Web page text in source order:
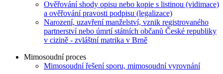
Ověřování shody opisu nebo kopie s listinou (vidimace)
a ověřování pravosti podpisu (legalizace)
Narození, uzavření manželství, vznik registrovaného
partnerství nebo úmrtí státních občanů České republiky
v cizině - zvláštní matrika v Brně
Mimosoudní proces
Mimosoudní řešení sporu, mimosoudní vyrovnání